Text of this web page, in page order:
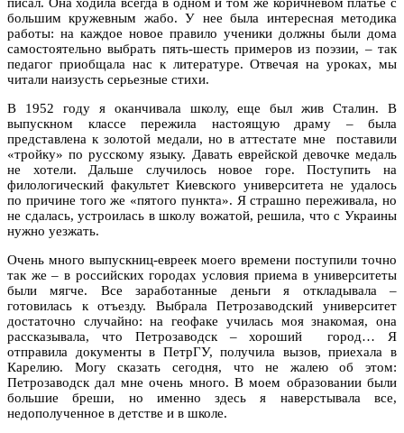
большим кружевным жабо. У нее была интересная методика
работы: на каждое новое правило ученики должны были дома
самостоятельно выбрать пять-шесть примеров из поэзии, – так
педагог приобщала нас к литературе. Отвечая на уроках, мы
читали наизусть серьезные стихи.
В 1952 году я оканчивала школу, еще был жив Сталин. В
выпускном классе пережила настоящую драму – была
представлена к золотой медали, но в аттестате мне поставили
«тройку» по русскому языку. Давать еврейской девочке медаль
не хотели. Дальше случилось новое горе. Поступить на
филологический факультет Киевского университета не удалось
по причине того же «пятого пункта». Я страшно переживала, но
не сдалась, устроилась в школу вожатой, решила, что с Украины
нужно уезжать.
Очень много выпускниц-евреек моего времени поступили точно
так же – в российских городах условия приема в университеты
были мягче. Все заработанные деньги я откладывала –
готовилась к отъезду. Выбрала Петрозаводский университет
достаточно случайно: на геофаке училась моя знакомая, она
рассказывала, что Петрозаводск – хороший город… Я
отправила документы в ПетрГУ, получила вызов, приехала в
Карелию. Могу сказать сегодня, что не жалею об этом:
Петрозаводск дал мне очень много. В моем образовании были
большие бреши, но именно здесь я наверстывала все,
недополученное в детстве и в школе.